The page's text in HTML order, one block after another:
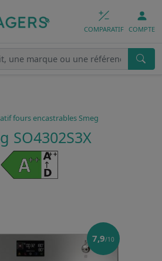
COMPARATIF COMPTE
fours encastrables Smeg
SO4302S3X
7,9/10